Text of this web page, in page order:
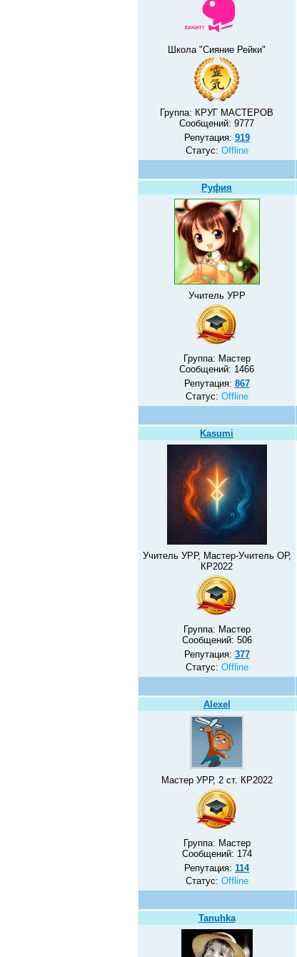
Школа "Сияние Рейки"
Группа: КРУГ МАСТЕРОВ
Сообщений: 9777
Репутация: 919
Статус: Offline
Руфия
Учитель УРР
Группа: Мастер
Сообщений: 1466
Репутация: 867
Статус: Offline
Kasumi
Учитель УРР, Мастер-Учитель ОР,
КР2022
Группа: Мастер
Сообщений: 506
Репутация: 377
Статус: Offline
Alexel
Мастер УРР, 2 ст. КР2022
Группа: Мастер
Сообщений: 174
Репутация: 114
Статус: Offline
Tanuhka